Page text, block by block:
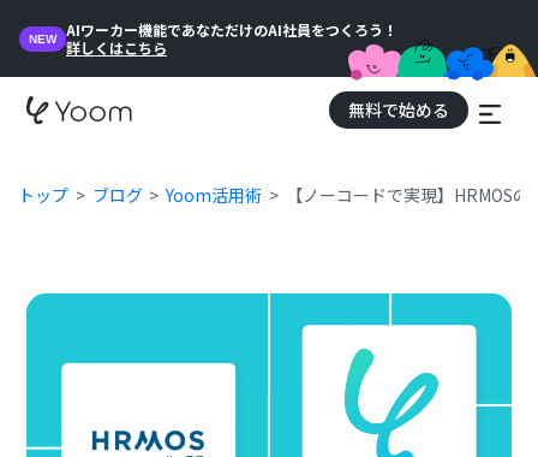
NEW
AIワーカー機能であなただけのAI社員をつくろう！
詳しくはこちら
無料で始める
トップ ブログ Yoom活用術 【ノーコードで実現】HRMOS